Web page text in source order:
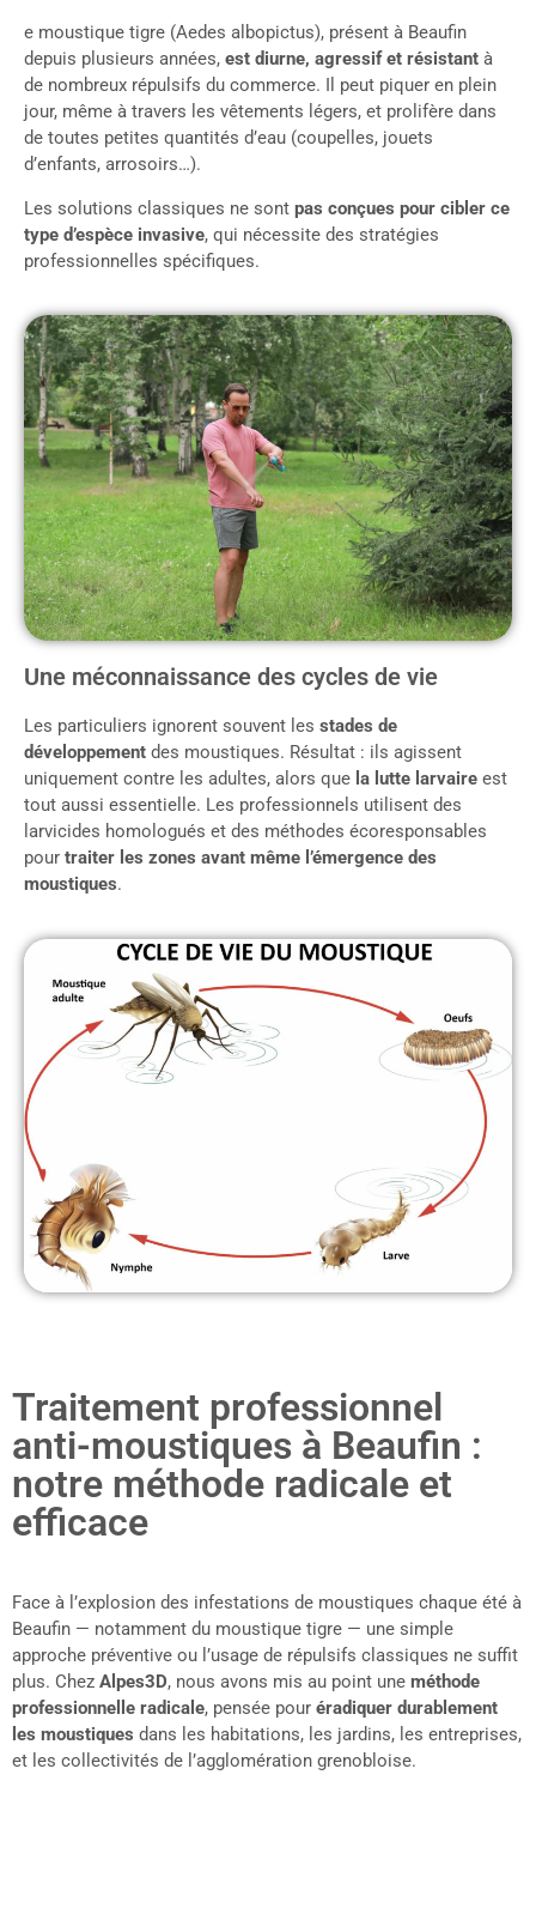
e moustique tigre (Aedes albopictus), présent à Beaufin
depuis plusieurs années, est diurne, agressif et résistant à
de nombreux répulsifs du commerce. Il peut piquer en plein
jour, même à travers les vêtements légers, et prolifère dans
de toutes petites quantités d’eau (coupelles, jouets
d’enfants, arrosoirs…).
Les solutions classiques ne sont pas conçues pour cibler ce
type d’espèce invasive, qui nécessite des stratégies
professionnelles spécifiques.
Une méconnaissance des cycles de vie
Les particuliers ignorent souvent les stades de
développement des moustiques. Résultat : ils agissent
uniquement contre les adultes, alors que la lutte larvaire est
tout aussi essentielle. Les professionnels utilisent des
larvicides homologués et des méthodes écoresponsables
pour traiter les zones avant même l’émergence des
moustiques.
Traitement professionnel
anti-moustiques à Beaufin :
notre méthode radicale et
efficace
Face à l’explosion des infestations de moustiques chaque été à
Beaufin — notamment du moustique tigre — une simple
approche préventive ou l’usage de répulsifs classiques ne suffit
plus. Chez Alpes3D, nous avons mis au point une méthode
professionnelle radicale, pensée pour éradiquer durablement
les moustiques dans les habitations, les jardins, les entreprises,
et les collectivités de l’agglomération grenobloise.